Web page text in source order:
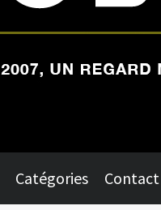
Catégories Contact